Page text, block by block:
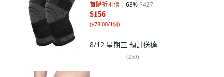
首購折扣價 63%$427
$156
($78.00/1個)
8/12 星期三 預計送達
(250)